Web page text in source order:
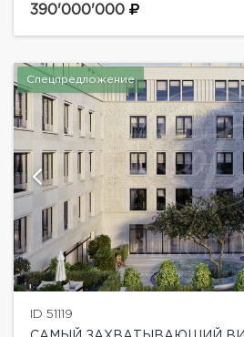
инновации, идеальную своей
390'000'000
Спецпредложение
ID 51119